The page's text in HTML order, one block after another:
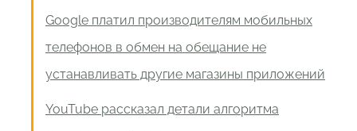
Google платил производителям мобильных
телефонов в обмен на обещание не
устанавливать другие магазины приложений
YouTube рассказал детали алгоритма